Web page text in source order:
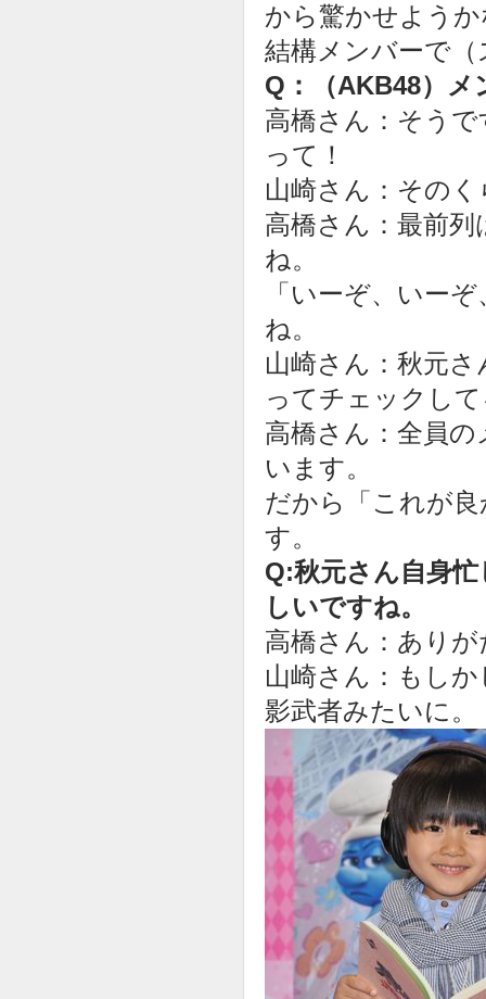
から驚かせよう
結構メンバーで
Q：（AKB48）メ
高橋さん：そう
って！
山崎さん：その
高橋さん：最前
ね。
「いーぞ、いー
ね。
山崎さん：秋元
ってチェックし
高橋さん：全員
います。
だから「これが
す。
Q:秋元さん自身
しいですね。
高橋さん：あり
山崎さん：もし
影武者みたいに。